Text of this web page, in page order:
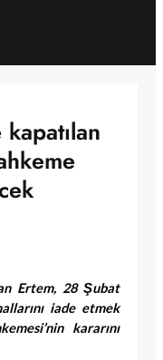
Ertem, 28 Şubat
iade etmek
kararını